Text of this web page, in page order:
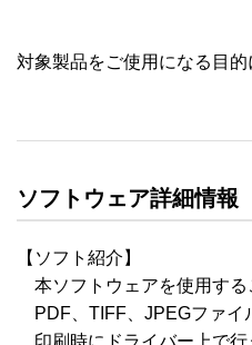
対象製品をご使用になる目
ソフトウェア詳細情報
【ソフト紹介】
本ソフトウェアを使用する
PDF、TIFF、JPEGファイ
印刷時にドライバー上で行